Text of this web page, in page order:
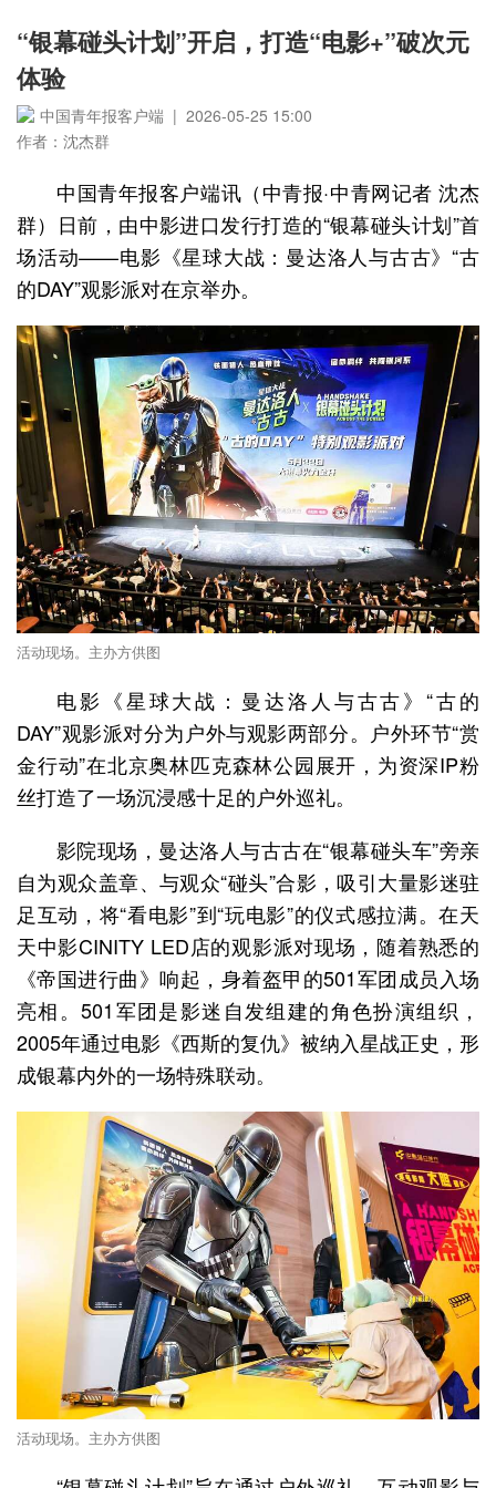
“银幕碰头计划”开启，打造“电影+”破次元
体验
中国青年报客户端 | 2026-05-25 15:00
作者：沈杰群
中国青年报客户端讯（中青报·中青网记者 沈杰
群）日前，由中影进口发行打造的“银幕碰头计划”首
场活动——电影《星球大战：曼达洛人与古古》“古
的DAY”观影派对在京举办。
活动现场。主办方供图
电影《星球大战：曼达洛人与古古》“古的
DAY”观影派对分为户外与观影两部分。户外环节“赏
金行动”在北京奥林匹克森林公园展开，为资深IP粉
丝打造了一场沉浸感十足的户外巡礼。
影院现场，曼达洛人与古古在“银幕碰头车”旁亲
自为观众盖章、与观众“碰头”合影，吸引大量影迷驻
足互动，将“看电影”到“玩电影”的仪式感拉满。在天
天中影CINITY LED店的观影派对现场，随着熟悉的
《帝国进行曲》响起，身着盔甲的501军团成员入场
亮相。501军团是影迷自发组建的角色扮演组织，
2005年通过电影《西斯的复仇》被纳入星战正史，形
成银幕内外的一场特殊联动。
活动现场。主办方供图